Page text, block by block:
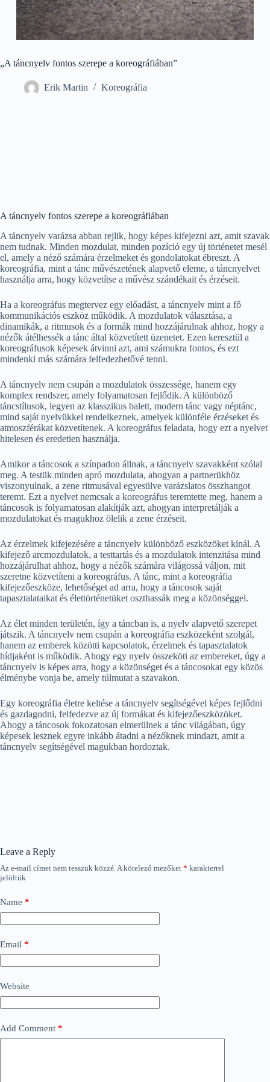
„A táncnyelv fontos szerepe a koreográfiában”
Erik Martin Koreográfia
A táncnyelv fontos szerepe a koreográfiában
A táncnyelv varázsa abban rejlik, hogy képes kifejezni azt, amit szavak
nem tudnak. Minden mozdulat, minden pozíció egy új történetet mesél
el, amely a néző számára érzelmeket és gondolatokat ébreszt. A
koreográfia, mint a tánc művészetének alapvető eleme, a táncnyelvet
használja arra, hogy közvetítse a művész szándékait és érzéseit.
Ha a koreográfus megtervez egy előadást, a táncnyelv mint a fő
kommunikációs eszköz működik. A mozdulatok választása, a
dinamikák, a ritmusok és a formák mind hozzájárulnak ahhoz, hogy a
nézők átélhessék a tánc által közvetített üzenetet. Ezen keresztül a
koreográfusok képesek átvinni azt, ami számukra fontos, és ezt
mindenki más számára felfedezhetővé tenni.
A táncnyelv nem csupán a mozdulatok összessége, hanem egy
komplex rendszer, amely folyamatosan fejlődik. A különböző
táncstílusok, legyen az klasszikus balett, modern tánc vagy néptánc,
mind saját nyelvükkel rendelkeznek, amelyek különféle érzéseket és
atmoszférákat közvetítenek. A koreográfus feladata, hogy ezt a nyelvet
hitelesen és eredetien használja.
Amikor a táncosok a színpadon állnak, a táncnyelv szavakként szólal
meg. A testük minden apró mozdulata, ahogyan a partnerükhöz
viszonyulnak, a zene ritmusával egyesülve varázslatos összhangot
teremt. Ezt a nyelvet nemcsak a koreográfus teremtette meg, hanem a
táncosok is folyamatosan alakítják azt, ahogyan interpretálják a
mozdulatokat és magukhoz ölelik a zene érzéseit.
Az érzelmek kifejezésére a táncnyelv különböző eszközöket kínál. A
kifejező arcmozdulatok, a testtartás és a mozdulatok intenzitása mind
hozzájárulhat ahhoz, hogy a nézők számára világossá váljon, mit
szeretne közvetíteni a koreográfus. A tánc, mint a koreográfia
kifejezőeszköze, lehetőséget ad arra, hogy a táncosok saját
tapasztalataikat és élettörténetüket oszthassák meg a közönséggel.
Az élet minden területén, így a táncban is, a nyelv alapvető szerepet
játszik. A táncnyelv nem csupán a koreográfia eszközeként szolgál,
hanem az emberek közötti kapcsolatok, érzelmek és tapasztalatok
hídjaként is működik. Ahogy egy nyelv összeköti az embereket, úgy a
táncnyelv is képes arra, hogy a közönséget és a táncosokat egy közös
élménybe vonja be, amely túlmutat a szavakon.
Egy koreográfia életre keltése a táncnyelv segítségével képes fejlődni
és gazdagodni, felfedezve az új formákat és kifejezőeszközöket.
Ahogy a táncosok fokozatosan elmerülnek a tánc világában, úgy
képesek lesznek egyre inkább átadni a nézőknek mindazt, amit a
táncnyelv segítségével magukban hordoztak.
Leave a Reply
Az e-mail címet nem tesszük közzé.A kötelező mezőket * karakterrel
jelöltük
Name *
Email *
Website
Add Comment *